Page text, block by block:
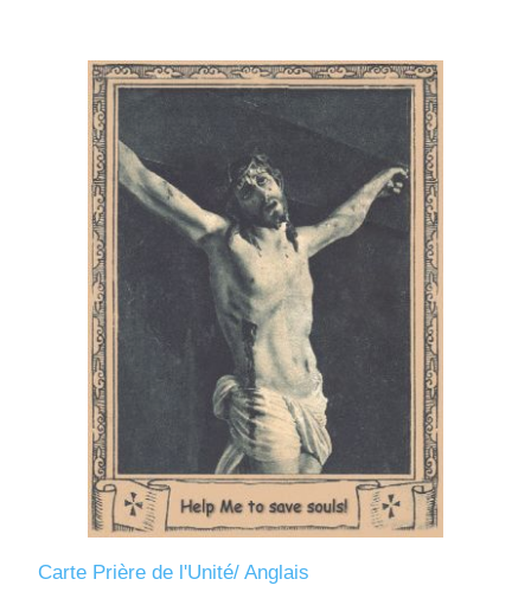
Carte Prière de l'Unité/ Anglais